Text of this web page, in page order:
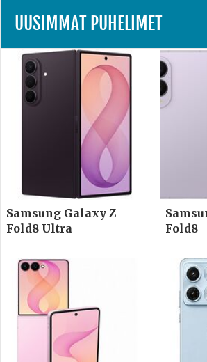
UUSIMMAT PUHELIMET
Samsung Galaxy Z
Fold8 Ultra
Fold8